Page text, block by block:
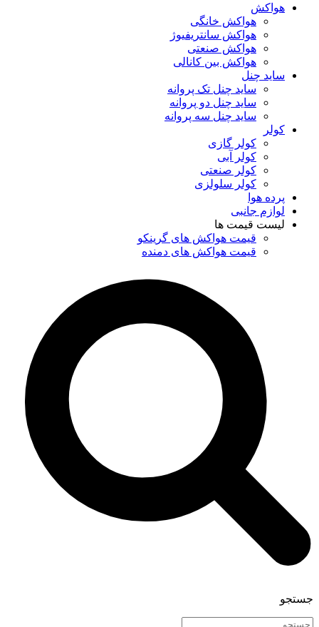
هواکش
هواکش خانگی
هواکش سانتریفیوژ
هواکش صنعتی
هواکش بین کانالی
ساید چنل
ساید چنل تک پروانه
ساید چنل دو پروانه
ساید چنل سه پروانه
کولر
کولر گازی
کولر آبی
کولر صنعتی
کولر سلولزی
پرده هوا
لوازم جانبی
لیست قیمت ها
قیمت هواکش های گرینکو
قیمت هواکش های دمنده
جستجو